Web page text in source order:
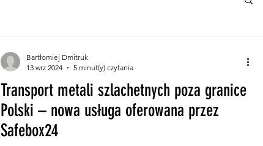
Transport metali szlachetnych poza granice
Polski – nowa usługa oferowana przez
Safebox24
Bartłomiej Dmitruk
13 wrz 2024
5 minut(y) czytania